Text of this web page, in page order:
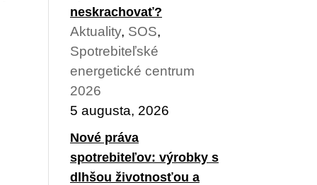
neskrachovať?
Aktuality, SOS,
Spotrebiteľské
energetické centrum
2026
5 augusta, 2026
Nové práva
spotrebiteľov: výrobky s
dlhšou životnosťou a